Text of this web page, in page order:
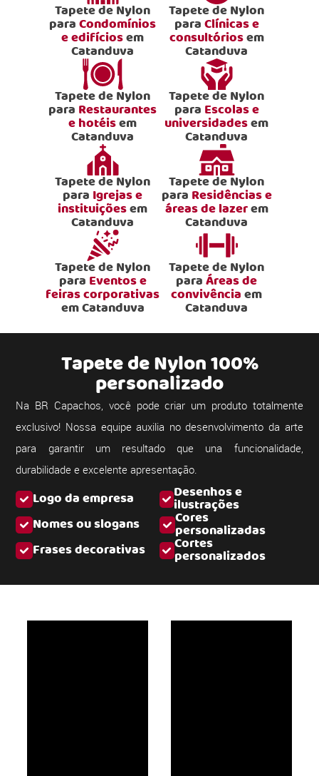
Tapete de Nylon
paraCondomínios
e edifíciosem
Catanduva
Tapete de Nylon
paraClínicas e
consultóriosem
Catanduva
Tapete de Nylon
para Restaurantes
e hotéisem
Catanduva
Tapete de Nylon
para Escolas e
universidadesem
Catanduva
Tapete de Nylon
para Igrejas e
instituiçõesem
Catanduva
Tapete de Nylon
para Residências e
áreas de lazerem
Catanduva
Tapete de Nylon
para Eventos e
feiras corporativas
em Catanduva
Tapete de Nylon
paraÁreas de
convivênciaem
Catanduva
Logo da empresa Desenhos e
ilustrações
Nomes ou slogans
Cores
personalizadas
Frases decorativas
Cortes
personalizados
Tapete de Nylon 100%
personalizado
Na BR Capachos, você pode criar um produto totalmente
exclusivo! Nossa equipe auxilia no desenvolvimento da arte
para garantir um resultado que una funcionalidade,
durabilidade e excelente apresentação.